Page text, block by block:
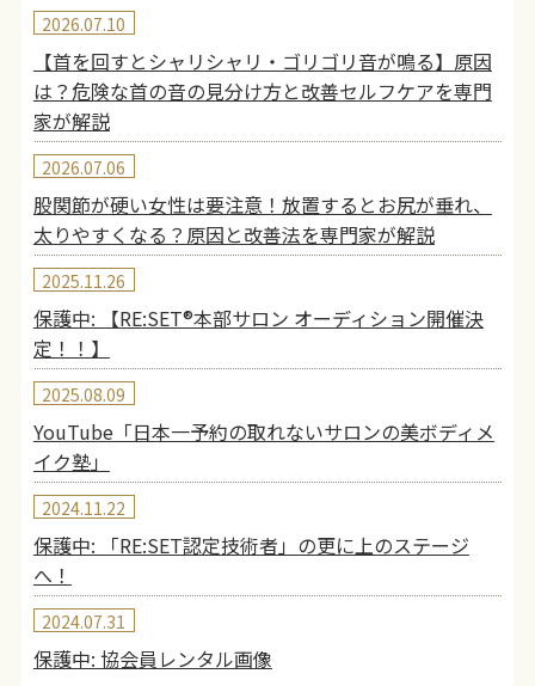
【首を回すとシャリシャリ・ゴリゴリ音が鳴る】原因
は？危険な首の音の見分け方と改善セルフケアを専門
家が解説
2026.07.10
股関節が硬い女性は要注意！放置するとお尻が垂れ、
太りやすくなる？原因と改善法を専門家が解説
2026.07.06
保護中: 【RE:SET®︎本部サロン オーディション開催決
定！！】
2025.11.26
YouTube「日本一予約の取れないサロンの美ボディメ
イク塾」
2025.08.09
保護中: 「RE:SET認定技術者」の更に上のステージ
へ！
2024.11.22
保護中: 協会員レンタル画像
2024.07.31